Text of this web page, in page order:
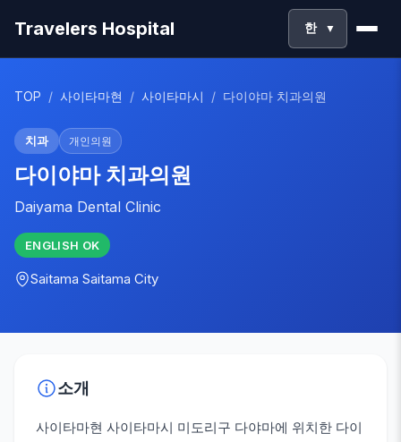
Travelers Hospital 한 ▼
TOP / 사이타마현 / 사이타마시 / 다이야마 치과의원
치과 개인의원
다이야마 치과의원
Daiyama Dental Clinic
ENGLISH OK
Saitama Saitama City
소개
사이타마현 사이타마시 미도리구 다야마에 위치한 다이